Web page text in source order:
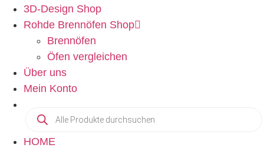
3D-Design Shop
Rohde Brennöfen Shop
Brennöfen
Öfen vergleichen
Über uns
Mein Konto
HOME